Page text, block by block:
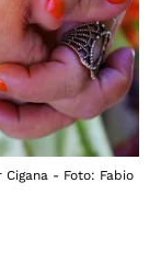
- Foto: Fabio